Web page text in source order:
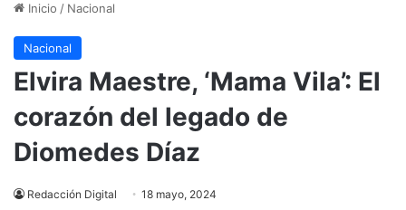
Inicio / Nacional
Nacional
Elvira Maestre, ‘Mama Vila’: El
corazón del legado de
Diomedes Díaz
Redacción Digital 18 mayo, 2024